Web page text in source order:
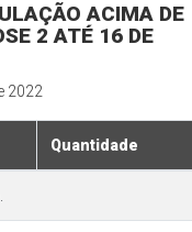
ACIMA DE
2 ATÉ 16 DE
2022
Quantidade